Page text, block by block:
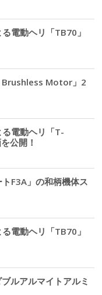
電動ヘリ「TB70」
Brushless Motor」2
電動ヘリ「T-
公開！
F3A」の和柄機体ス
電動ヘリ「TB70」
ルアルマイトアルミ